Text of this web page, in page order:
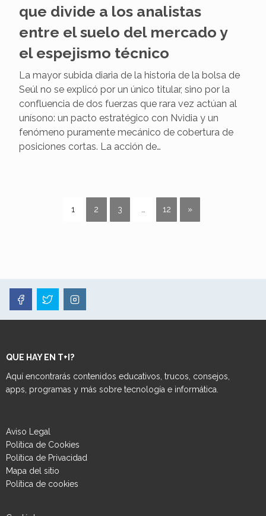
que divide a los analistas
entre el suelo del mercado y
el espejismo técnico
La mayor subida diaria de la historia de la bolsa de
Seúl no se explicó por un único titular, sino por la
confluencia de dos fuerzas que rara vez actúan al
unísono: un pacto estratégico con Nvidia y un
fenómeno puramente mecánico de cobertura de
posiciones cortas. La acción de…
1 2 3 12 »
QUE HAY EN T+I?
Aquí encontrarás contenidos educativos, trucos, consejos,
apps, programas y más sobre tecnología e informática.
Aviso Legal
Política de Cookies
Política de Privacidad
Mapa del sitio
Política de cookies